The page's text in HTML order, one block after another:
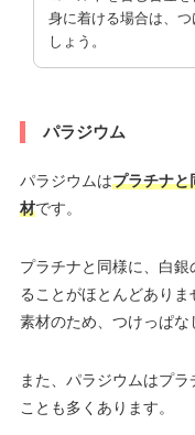
身に着ける場合は、
しょう。
パラジウム
パラジウムはプラチナと
材です。
プラチナと同様に、白
ることがほとんどあり
素材のため、つけっぱな
また、パラジウムはプ
ことも多くあります。